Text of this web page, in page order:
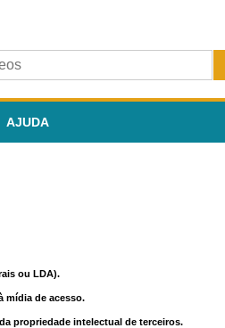
AJUDA
ou LDA).
mídia de acesso.
propriedade intelectual de terceiros.